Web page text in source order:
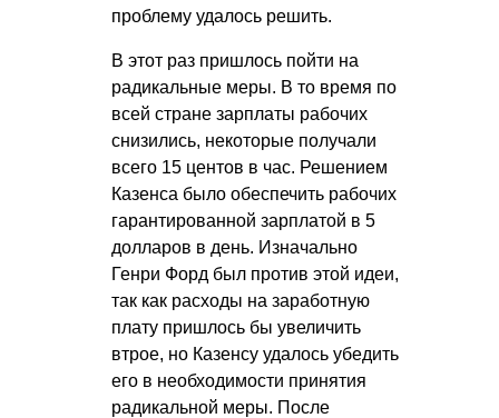
проблему удалось решить.
В этот раз пришлось пойти на
радикальные меры. В то время по
всей стране зарплаты рабочих
снизились, некоторые получали
всего 15 центов в час. Решением
Казенса было обеспечить рабочих
гарантированной зарплатой в 5
долларов в день. Изначально
Генри Форд был против этой идеи,
так как расходы на заработную
плату пришлось бы увеличить
втрое, но Казенсу удалось убедить
его в необходимости принятия
радикальной меры. После